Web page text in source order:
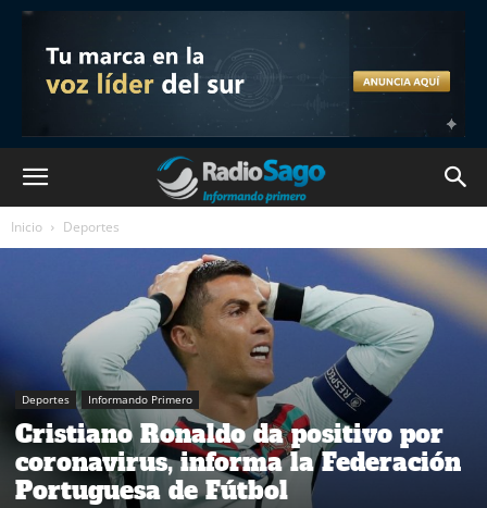
Inicio Deportes
Deportes Informando Primero
Cristiano Ronaldo da positivo por
coronavirus, informa la Federación
Portuguesa de Fútbol